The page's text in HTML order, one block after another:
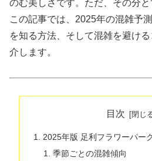
のむ美しさです。ただ、その分と
この記事では、2025年の混雑予
を知る方法、そして混雑を避け
介します。
目次
2025年版 足利フラワーパー
季節ごとの混雑傾向